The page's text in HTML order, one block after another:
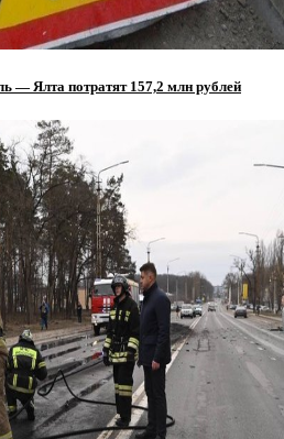
— Ялта потратят 157,2 млн рублей